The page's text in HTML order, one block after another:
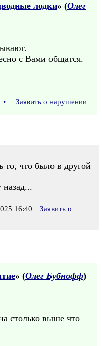
лодки» (Олег
с Вами общатся.
• Заявить о нарушении
что было в другой
16:40
Заявить о
» (Олег Бубнофф)
столько выше что